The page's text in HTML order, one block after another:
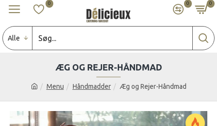
0 0 0
Alle
Menu Håndmadder Æg og Rejer-Håndmad
ÆG OG REJER-HÅNDMAD